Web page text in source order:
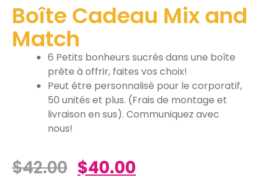
Boîte Cadeau Mix and
Match
6 Petits bonheurs sucrés dans une boîte
prête à offrir, faites vos choix!
Peut être personnalisé pour le corporatif,
50 unités et plus. (Frais de montage et
livraison en sus). Communiquez avec
nous!
$42.00 $40.00